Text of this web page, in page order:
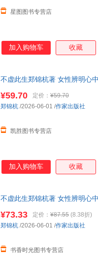
星图图书专营店
加入购物车 收藏
不虚此生郑锦杭著 女性辨明心
¥59.70 定价： ¥59.70
凯胜图书专营店
郑锦杭 /2026-06-01 /作家出版社
加入购物车 收藏
不虚此生郑锦杭著 女性辨明心
¥73.33 定价： ¥87.55 (8.38折)
书香时光图书专营店
郑锦杭 /2026-06-01 /作家出版社